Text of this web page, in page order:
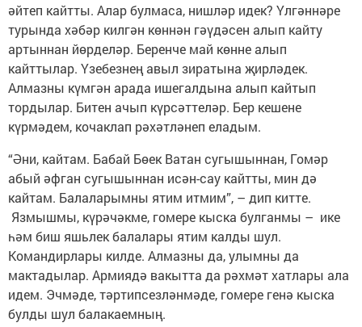
әйтеп кайтты. Алар булмаса, нишләр идек? Үлгәннәре
турында хәбәр килгән көннән гәүдәсен алып кайту
артыннан йөрделәр. Беренче май көнне алып
кайттылар. Үзебезнең авыл зиратына җирләдек.
Алмазны күмгән арада ишегалдына алып кайтып
тордылар. Битен ачып күрсәттеләр. Бер кешене
күрмәдем, кочаклап рәхәтләнеп еладым.
“Әни, кайтам. Бабай Бөек Ватан сугышыннан, Гомәр
абый әфган сугышыннан исән-сау кайтты, мин дә
кайтам. Балаларымны ятим итмим”, – дип китте.
Язмышмы, күрәчәкме, гомере кыска булганмы – ике
һәм биш яшьлек балалары ятим калды шул.
Командирлары килде. Алмазны да, улымны да
мактадылар. Армиядә вакытта да рәхмәт хатлары ала
идем. Эчмәде, тәртипсезләнмәде, гомере генә кыска
булды шул балакаемның.